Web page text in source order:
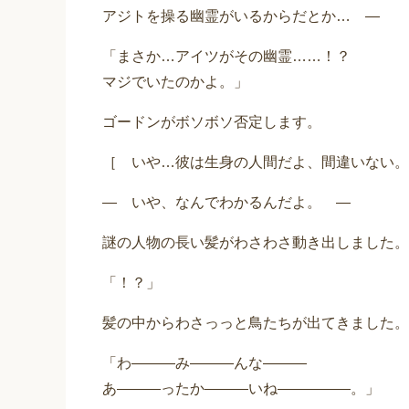
アジトを操る幽霊がいるからだとか… ―
「まさか…アイツがその幽霊……！？
マジでいたのかよ。」
ゴードンがボソボソ否定します。
［ いや…彼は生身の人間だよ、間違いない
― いや、なんでわかるんだよ。 ―
謎の人物の長い髪がわさわさ動き出しました。
「！？」
髪の中からわさっっと鳥たちが出てきました。
「わ―――み―――んな―――
あ―――ったか―――いね―――――。」